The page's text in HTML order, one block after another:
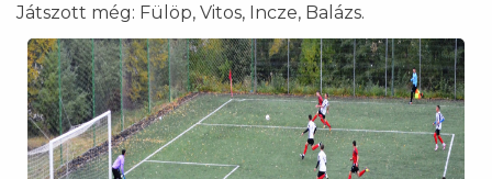
Játszott még: Fülöp, Vitos, Incze, Balázs.